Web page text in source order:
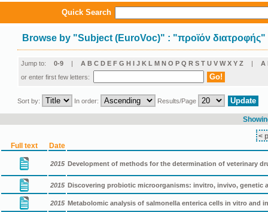
Quick Search
Browse by "Subject (EuroVoc)" : "προϊόν διατροφής"
Jump to: 0-9 | A B C D E F G H I J K L M N O P Q R S T U V W X Y Z | Α
or enter first few letters:
Sort by: In order: Results/Page
<
Full text
Date
2015 Development of methods for the determination of veterinary
2015 Discovering probiotic microorganisms: invitro, invivo, genetic
2015 Metabolomic analysis of salmonella enterica cells in vitro and